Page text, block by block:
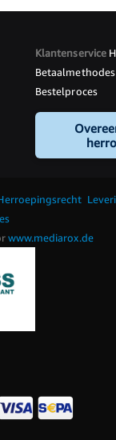
Klantenservice
Betaalmethodes
Bestelproces
www.mediarox.de